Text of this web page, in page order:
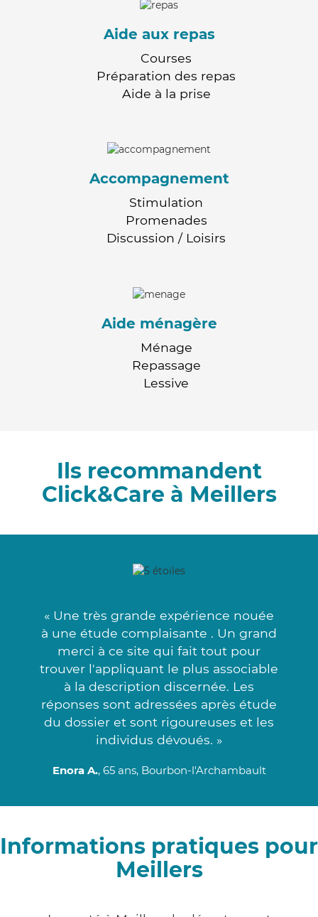
Aide aux repas
Courses
Préparation des repas
Aide à la prise
Accompagnement
Stimulation
Promenades
Discussion / Loisirs
Aide ménagère
Ménage
Repassage
Lessive
Ils recommandent
Click&Care à Meillers
« Une très grande expérience nouée
à une étude complaisante . Un grand
merci à ce site qui fait tout pour
trouver l'appliquant le plus associable
à la description discernée. Les
réponses sont adressées après étude
du dossier et sont rigoureuses et les
individus dévoués. »
Enora A., 65 ans, Bourbon-l'Archambault
Informations pratiques pour
Meillers